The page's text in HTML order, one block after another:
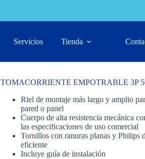
Servicios Tienda
TOMACORRIENTE EMPOTRABLE 3P
Riel de montaje más largo y amplio
pared o panel
Cuerpo de alta resistencia mecánica
las especificaciones de uso comercial
Tornillos con ranuras planas y Philips
eficiente
Incluye guía de instalación